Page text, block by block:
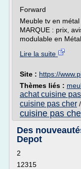
Forward
Meuble tv en
MARQUE : prix,
modulable en
Lire la suite
Site : https://
Thèmes liés :
achat cuisine
cuisine pas cher /
cuisine pas
Des
Depot
2
12315